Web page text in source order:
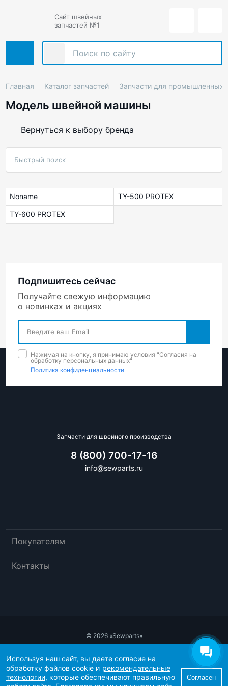
Сайт швейных
запчастей №1
Главная Каталог запчастей Запчасти для
Модель швейной машины
Вернуться к выбору бренда
Noname TY-500 PROTEX
TY-600 PROTEX
Подпишитесь сейчас
Получайте свежую информацию
о новинках и акциях
Нажимая на кнопку, я принимаю условия "Cогласия на
обработку персональных данных"
Политика конфиденциальности
Запчасти для швейного производства
Покупателям
Контакты
8 (800) 700-17-16
info@sewparts.ru
© 2026 «Sewparts»
Политика конфиденциальности
Рекомендательные технологии
Согласие пользователя сайта на обработку персональных данных
Используя наш сайт, вы даете согласие на
обработку файлов cookie и рекомендательные
технологии, которые обеспечивают правильную
Согласен